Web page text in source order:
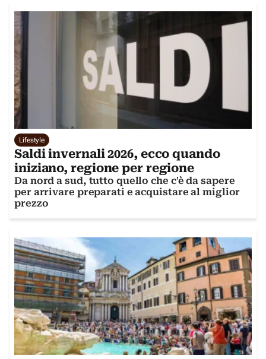
Lifestyle
Saldi invernali 2026, ecco quando
iniziano, regione per regione
Da nord a sud, tutto quello che c'è da sapere
per arrivare preparati e acquistare al miglior
prezzo